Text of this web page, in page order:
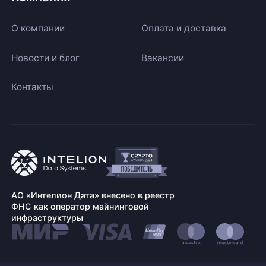
О компании Оплата и доставка
Новости и блог Вакансии
Контакты
АО «Интелион Дата» внесено в реестр
ФНС как оператор майнинговой
инфраструктуры